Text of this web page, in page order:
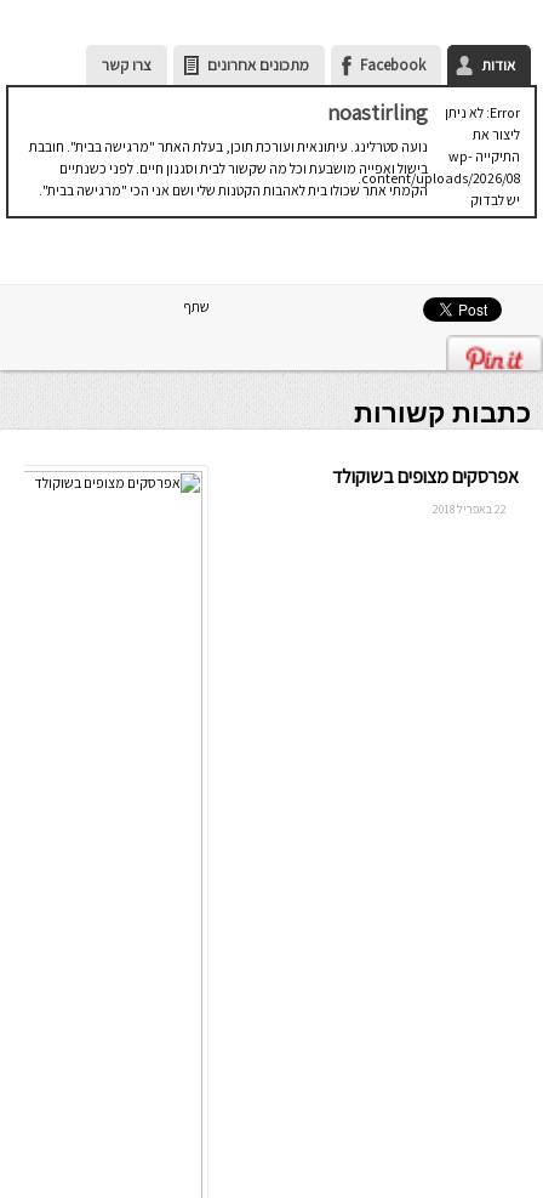
אודות Facebook מתכונים אחרונים צרו קשר
Error: לא ניתן
ליצור את
התיקייה wp-
content/uploads/2026/08.
יש לבדוק
שתיקיית האב
noastirling
נועה סטרלינג. עיתונאית ועורכת תוכן, בעלת האתר "מרגישה בבית". חובבת
בישול ואפייה מושבעת וכל מה שקשור לבית וסגנון חיים. לפני כשנתיים
הקמתי אתר שכולו בית לאהבות הקטנות שלי ושם אני הכי "מרגישה בבית".
שתף
כתבות קשורות
אפרסקים מצופים בשוקולד
22 באפריל 2018